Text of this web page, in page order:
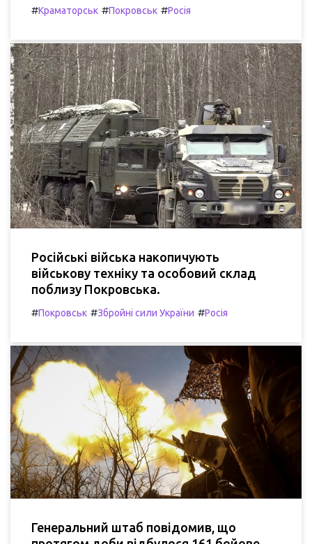
#Краматорськ #Покровськ #Росія
Російські війська накопичують
військову техніку та особовий склад
поблизу Покровська.
#Покровськ #Збройні сили України #Росія
Генеральний штаб повідомив, що